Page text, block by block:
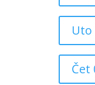
Uto
Čet